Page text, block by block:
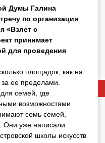
Думы Галина
по организации
«Взлет с
принимает
для проведения
площадок, как на
ее пределами.
семей, где
возможностями
семь семей,
Они уже написали
школы искусств